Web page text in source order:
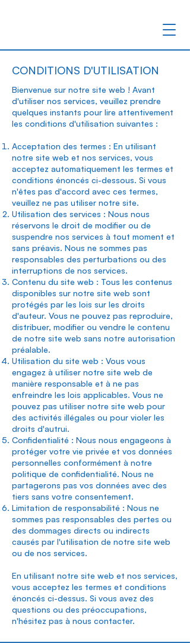
CONDITIONS D'UTILISATION
Bienvenue sur notre site web ! Avant
d'utiliser nos services, veuillez prendre
quelques instants pour lire attentivement
les conditions d'utilisation suivantes :
Acceptation des termes : En utilisant
notre site web et nos services, vous
acceptez automatiquement les termes et
conditions énoncés ci-dessous. Si vous
n'êtes pas d'accord avec ces termes,
veuillez ne pas utiliser notre site.
Utilisation des services : Nous nous
réservons le droit de modifier ou de
suspendre nos services à tout moment et
sans préavis. Nous ne sommes pas
responsables des perturbations ou des
interruptions de nos services.
Contenu du site web : Tous les contenus
disponibles sur notre site web sont
protégés par les lois sur les droits
d'auteur. Vous ne pouvez pas reproduire,
distribuer, modifier ou vendre le contenu
de notre site web sans notre autorisation
préalable.
Utilisation du site web : Vous vous
engagez à utiliser notre site web de
manière responsable et à ne pas
enfreindre les lois applicables. Vous ne
pouvez pas utiliser notre site web pour
des activités illégales ou pour violer les
droits d'autrui.
Confidentialité : Nous nous engageons à
protéger votre vie privée et vos données
personnelles conformément à notre
politique de confidentialité. Nous ne
partagerons pas vos données avec des
tiers sans votre consentement.
Limitation de responsabilité : Nous ne
sommes pas responsables des pertes ou
des dommages directs ou indirects
causés par l'utilisation de notre site web
ou de nos services.
En utilisant notre site web et nos services,
vous acceptez les termes et conditions
énoncés ci-dessus. Si vous avez des
questions ou des préoccupations,
n'hésitez pas à nous contacter.